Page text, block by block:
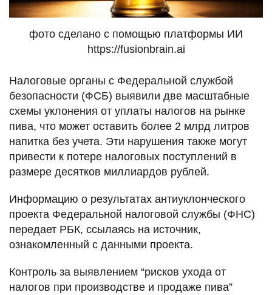
фото сделано с помощью платформы ИИ
https://fusionbrain.ai
Налоговые органы с Федеральной службой
безопасности (ФСБ) выявили две масштабные
схемы уклонения от уплаты налогов на рынке
пива, что может оставить более 2 млрд литров
напитка без учета. Эти нарушения также могут
привести к потере налоговых поступлений в
размере десятков миллиардов рублей.
Информацию о результатах антиуклонческого
проекта Федеральной налоговой службы (ФНС)
передает РБК, ссылаясь на источник,
ознакомленный с данными проекта.
Контроль за выявлением “рисков ухода от
налогов при производстве и продаже пива”